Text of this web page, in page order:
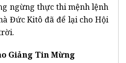
ngừng thực thi mệnh lệnh
Đức Kitô đã để lại cho Hội
Giảng Tin Mừng